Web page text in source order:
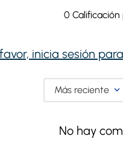
0
inicia sesión
Más reciente
No hay